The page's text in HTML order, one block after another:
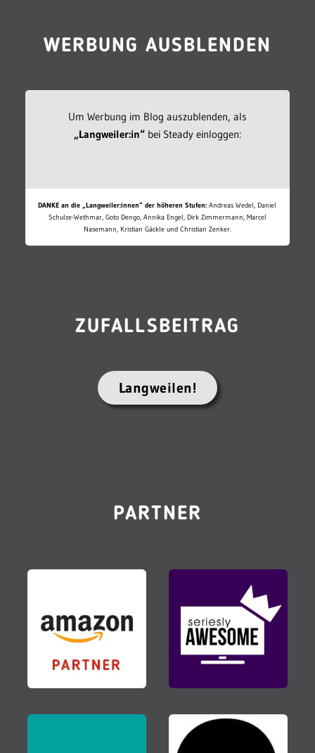
WERBUNG AUSBLENDEN
Um Werbung im Blog auszublenden, als
„Langweiler:in“bei Steady einloggen:
DANKE an die „Langweiler:innen“ der höheren Stufen: Andreas Wedel, Daniel
Schulze-Wethmar, Goto Dengo, Annika Engel, Dirk Zimmermann, Marcel
Nasemann, Kristian Gäckle und Christian Zenker.
ZUFALLSBEITRAG
Langweilen!
PARTNER